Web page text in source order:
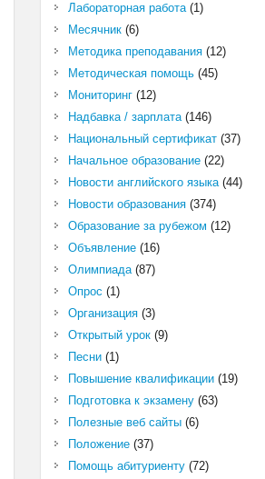
Лабораторная работа(1)
Месячник(6)
Методика преподавания(12)
Методическая помощь(45)
Мониторинг(12)
Надбавка / зарплата(146)
Национальный сертификат(37)
Начальное образование(22)
Новости английского языка(44)
Новости образования(374)
Образование за рубежом (12)
Объявление(16)
Олимпиада(87)
Опрос (1)
Организация(3)
Открытый урок(9)
Песни(1)
Повышение квалификации(19)
Подготовка к экзамену(63)
Полезные веб сайты(6)
Положение(37)
Помощь абитуриенту(72)